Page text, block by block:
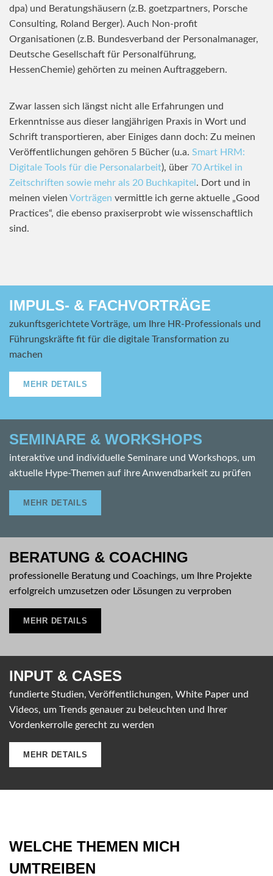
dpa) und Beratungshäusern (z.B. goetzpartners, Porsche
Consulting, Roland Berger). Auch Non-profit
Organisationen (z.B. Bundesverband der Personalmanager,
Deutsche Gesellschaft für Personalführung,
HessenChemie) gehörten zu meinen Auftraggebern.
Zwar lassen sich längst nicht alle Erfahrungen und
Erkenntnisse aus dieser langjährigen Praxis in Wort und
Schrift transportieren, aber Einiges dann doch: Zu meinen
Veröffentlichungen gehören 5 Bücher (u.a. Smart HRM:
Digitale Tools für die Personalarbeit), über 70 Artikel in
Zeitschriften sowie mehr als 20 Buchkapitel . Dort und in
meinen vielen Vorträgen vermittle ich gerne aktuelle „Good
Practices“, die ebenso praxiserprobt wie wissenschaftlich
sind.
IMPULS- & FACHVORTRÄGE
zukunftsgerichtete Vorträge, um Ihre HR-Professionals und
Führungskräfte fit für die digitale Transformation zu
machen
MEHR DETAILS
SEMINARE & WORKSHOPS
interaktive und individuelle Seminare und Workshops, um
aktuelle Hype-Themen auf ihre Anwendbarkeit zu prüfen
MEHR DETAILS
BERATUNG & COACHING
professionelle Beratung und Coachings, um Ihre Projekte
erfolgreich umzusetzen oder Lösungen zu verproben
MEHR DETAILS
INPUT & CASES
fundierte Studien, Veröffentlichungen, White Paper und
Videos, um Trends genauer zu beleuchten und Ihrer
Vordenkerrolle gerecht zu werden
MEHR DETAILS
WELCHE THEMEN MICH
UMTREIBEN